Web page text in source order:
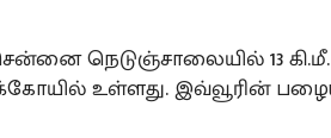
நெடுஞ்சாலையில் 13
உள்ளது. இவ்வூரின்